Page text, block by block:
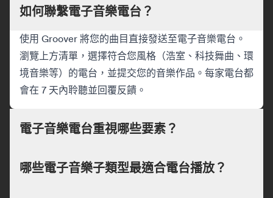
如何聯繫電子音樂電台？
使用 Groover 將您的曲目直接發送至電子音樂電台。
瀏覽上方清單，選擇符合您風格（浩室、科技舞曲、環
境音樂等）的電台，並提交您的音樂作品。每家電台都
會在 7 天內聆聽並回覆反饋。
電子音樂電台重視哪些要素？
哪些電子音樂子類型最適合電台播放？